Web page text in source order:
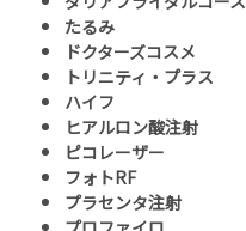
たるみ
ドクターズコスメ
トリニティ・プラス
ハイフ
ヒアルロン酸注射
ピコレーザー
フォトRF
プラセンタ注射